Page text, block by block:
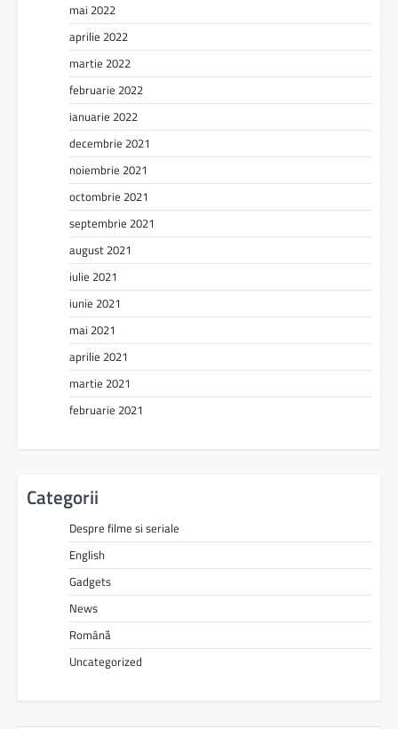
mai 2022
aprilie 2022
martie 2022
februarie 2022
ianuarie 2022
decembrie 2021
noiembrie 2021
octombrie 2021
septembrie 2021
august 2021
iulie 2021
iunie 2021
mai 2021
aprilie 2021
martie 2021
februarie 2021
Categorii
Despre filme si seriale
English
Gadgets
News
Română
Uncategorized